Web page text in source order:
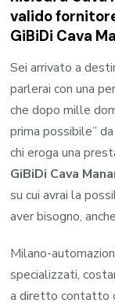
valido
GiBiDi Cava
Sei arrivato a
parlerai con una
che dopo mille
prima possibile”
chi eroga una
GiBiDi Cava
su cui avrai la
aver bisogno,
Milano-
specializzati,
a diretto contatto